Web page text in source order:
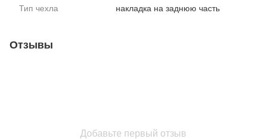
Тип чехла накладка на заднюю часть
Отзывы
Добавьте первый отзыв